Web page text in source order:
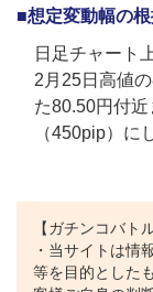
■想定変動幅の
日足チャート
2月25日高値
た80.50円付
（450pip）に
【ガチンコバト
・当サイトは情
等を目的とした